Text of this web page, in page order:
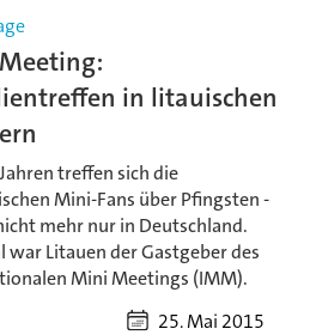
in litauischen
treffen sich die
Mini-Fans über Pfingsten -
mehr nur in Deutschland.
war Litauen der Gastgeber des
Mini Meetings (IMM).
25. Mai 2015